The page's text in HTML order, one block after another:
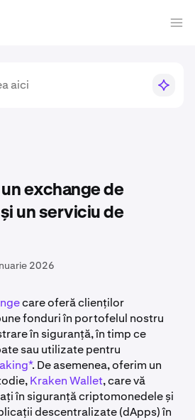
exchange de
un serviciu de
2026
care oferă clienților
fonduri în portofelul nostru
în siguranță, în timp ce
sau utilizate pentru
. De asemenea, oferim un
Kraken Wallet, care vă
în siguranță criptomonedele și
descentralizate (dApps) în